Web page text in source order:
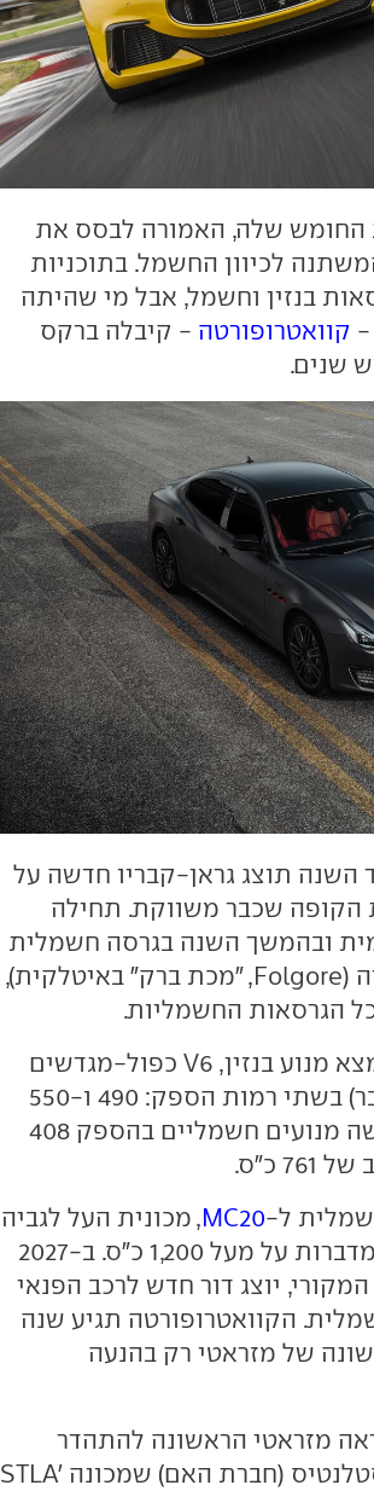
החומש שלה, האמורה לבסס את
לכיוון החשמל. בתוכניות
בנזין וחשמל, אבל מי שהיתה
- קוואטרופורטה - קיבלה ברקס
שנים.
השנה תוצג גראן-קבריו חדשה על
הקופה שכבר משווקת. תחילה
ובהמשך השנה בגרסה חשמלית
לחלוטין תחת השם פולגורה (Folgore, "מכת ברק" באיטלקית),
הגרסאות החשמליות.
נזכיר כי בגראן-טוריסמו נמצא מנוע בנזין, V6 כפול-מגדשים
(במקום V8 אטמופסרי בעבר) בשתי רמות הספק: 490 ו-550
כ"ס, ובגרסת פולגורה שלושה מנועים חשמליים בהספק 408
כ"ס.
MC20, מכונית העל לגביה
אין נתונים אבל ההערכות מדברות על מעל 1,200 כ"ס. ב-2027
יוצג דור חדש לרכב הפנאי
הקוואטרופורטה תגיע שנה
של מזראטי רק בהנעה
מזראטי הראשונה להתהדר
בפלטפורמה החדשה של סטלנטיס (חברת האם) שמכונה 'STLA